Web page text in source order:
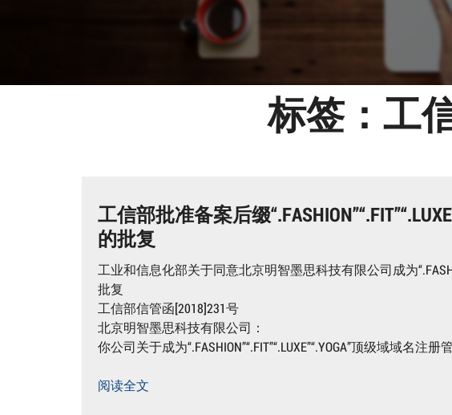
标签：工
工信部批准备案后缀
的批复
工业和信息化部关于同意北京明智墨思科技有限公司成为
批复
工信部信管函[2018]231号
北京明智墨思科技有限公司：
你公司关于成为“.FASHION”“.FIT”“.LUXE”“.YOGA”顶级域域名注
阅读全文